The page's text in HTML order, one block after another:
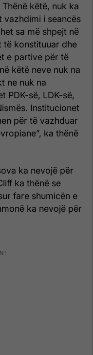
këtë, nuk ka
vazhdimi i seancës
sa më shpejt në
të konstituuar dhe
e partive për të
këtë neve nuk na
ne nuk na
PDK-së, LDK-së,
Institucionet
për të vazhduar
ka thënë
ka nevojë për
ka thënë se
fare shumicën e
ka nevojë për